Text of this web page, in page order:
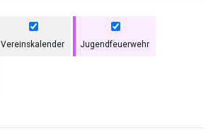
Vereinskalender Jugendfeuerwehr